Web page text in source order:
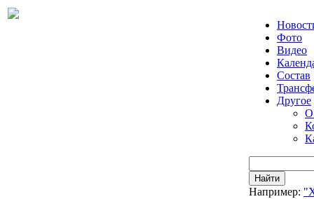
Фото
Видео
Состав
Другое
О
Найти
Например: